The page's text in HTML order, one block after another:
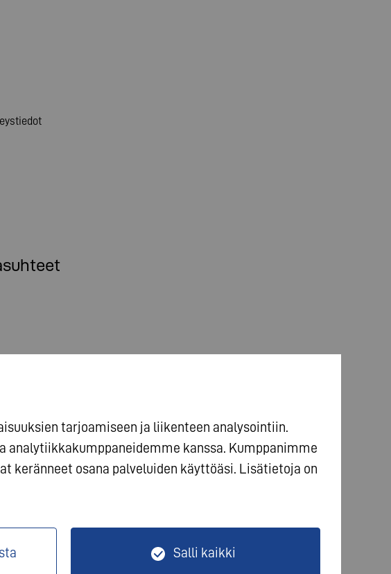
tarjoamiseen ja liikenteen analysointiin.
kanssa. Kumppanimme
keränneet osana palveluiden käyttöäsi. Lisätietoja on
Salli kaikki